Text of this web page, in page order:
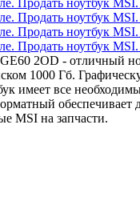
2OD - отличный
1000 Гб.
имеет все
обеспечивает
MSI на запчасти.